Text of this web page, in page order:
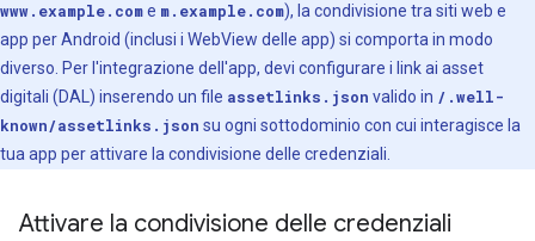
www.example.come m.example.com), la condivisione tra siti web e
app per Android (inclusi i WebView delle app) si comporta in modo
diverso. Per l'integrazione dell'app, devi configurare i link ai asset
digitali (DAL) inserendo un file assetlinks.json valido in /.well-
known/assetlinks.json su ogni sottodominio con cui interagisce la
tua app per attivare la condivisione delle credenziali.
Attivare la condivisione delle credenziali